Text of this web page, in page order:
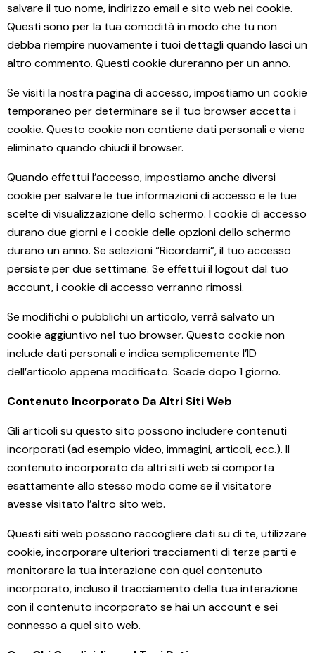
salvare il tuo nome, indirizzo email e sito web nei cookie.
Questi sono per la tua comodità in modo che tu non
debba riempire nuovamente i tuoi dettagli quando lasci un
altro commento. Questi cookie dureranno per un anno.
Se visiti la nostra pagina di accesso, impostiamo un cookie
temporaneo per determinare se il tuo browser accetta i
cookie. Questo cookie non contiene dati personali e viene
eliminato quando chiudi il browser.
Quando effettui l’accesso, impostiamo anche diversi
cookie per salvare le tue informazioni di accesso e le tue
scelte di visualizzazione dello schermo. I cookie di accesso
durano due giorni e i cookie delle opzioni dello schermo
durano un anno. Se selezioni “Ricordami”, il tuo accesso
persiste per due settimane. Se effettui il logout dal tuo
account, i cookie di accesso verranno rimossi.
Se modifichi o pubblichi un articolo, verrà salvato un
cookie aggiuntivo nel tuo browser. Questo cookie non
include dati personali e indica semplicemente l’ID
dell’articolo appena modificato. Scade dopo 1 giorno.
Contenuto Incorporato Da Altri Siti Web
Gli articoli su questo sito possono includere contenuti
incorporati (ad esempio video, immagini, articoli, ecc.). Il
contenuto incorporato da altri siti web si comporta
esattamente allo stesso modo come se il visitatore
avesse visitato l’altro sito web.
Questi siti web possono raccogliere dati su di te, utilizzare
cookie, incorporare ulteriori tracciamenti di terze parti e
monitorare la tua interazione con quel contenuto
incorporato, incluso il tracciamento della tua interazione
con il contenuto incorporato se hai un account e sei
connesso a quel sito web.